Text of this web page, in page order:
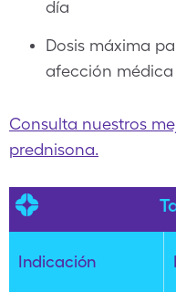
día
Dosis máxima
afección médica
Consulta nuestros
prednisona.
Indicación